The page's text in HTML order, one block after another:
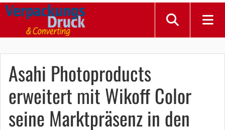
Asahi Photoproducts
erweitert mit Wikoff Color
seine Marktpräsenz in den